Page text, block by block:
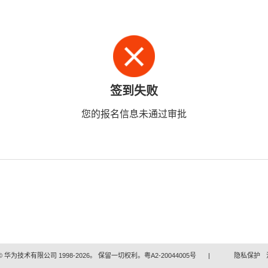
签到失败
您的报名信息未通过审批
华为技术有限公司 1998-2026。 保留一切权利。粤A2-20044005号 | 隐私保护